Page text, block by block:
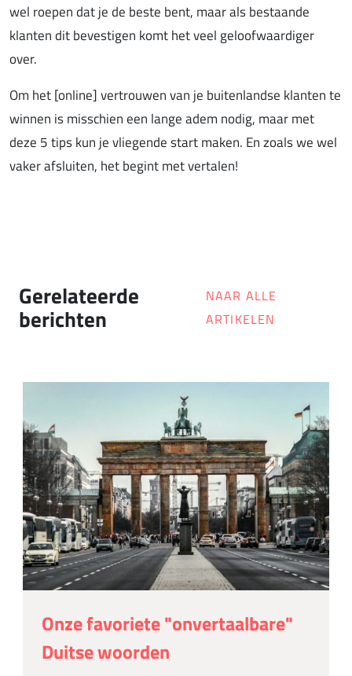
wel roepen dat je de beste bent, maar als bestaande
klanten dit bevestigen komt het veel geloofwaardiger
over.
Om het [online] vertrouwen van je buitenlandse klanten te
winnen is misschien een lange adem nodig, maar met
deze 5 tips kun je vliegende start maken. En zoals we wel
vaker afsluiten, het begint met vertalen!
Gerelateerde
berichten
NAAR ALLE
ARTIKELEN
Onze favoriete "onvertaalbare"
Duitse woorden